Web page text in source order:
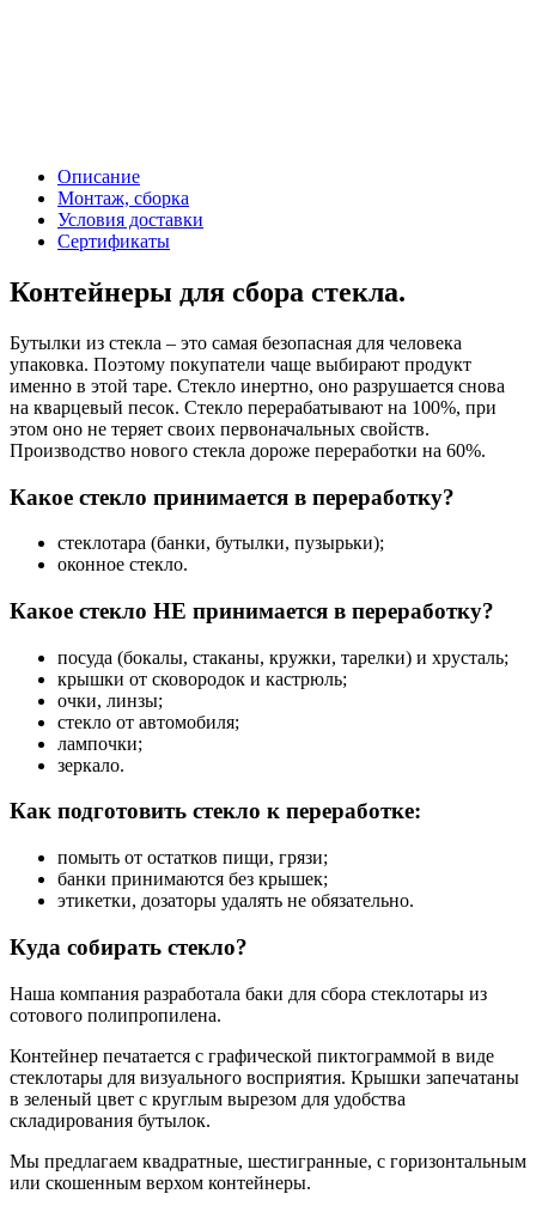
Описание
Монтаж, сборка
Условия доставки
Сертификаты
Контейнеры для сбора стекла.
Бутылки из стекла – это самая безопасная для человека
упаковка. Поэтому покупатели чаще выбирают продукт
именно в этой таре. Стекло инертно, оно разрушается снова
на кварцевый песок. Стекло перерабатывают на 100%, при
этом оно не теряет своих первоначальных свойств.
Производство нового стекла дороже переработки на 60%.
Какое стекло принимается в переработку?
стеклотара (банки, бутылки, пузырьки);
оконное стекло.
Какое стекло НЕ принимается в переработку?
посуда (бокалы, стаканы, кружки, тарелки) и хрусталь;
крышки от сковородок и кастрюль;
очки, линзы;
стекло от автомобиля;
лампочки;
зеркало.
Как подготовить стекло к переработке:
помыть от остатков пищи, грязи;
банки принимаются без крышек;
этикетки, дозаторы удалять не обязательно.
Куда собирать стекло?
Наша компания разработала баки для сбора стеклотары из
сотового полипропилена.
Контейнер печатается с графической пиктограммой в виде
стеклотары для визуального восприятия. Крышки запечатаны
в зеленый цвет с круглым вырезом для удобства
складирования бутылок.
Мы предлагаем квадратные, шестигранные, с горизонтальным
или скошенным верхом контейнеры.